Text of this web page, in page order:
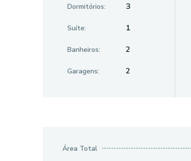
Dormitórios: 3
Suíte: 1
Banheiros: 2
Garagens: 2
Área Total